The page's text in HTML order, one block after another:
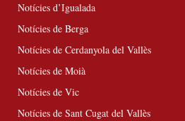
Notícies d’Igualada
Notícies de Berga
Notícies de Cerdanyola del Vallès
Notícies de Moià
Notícies de Vic
Notícies de Sant Cugat del Vallès